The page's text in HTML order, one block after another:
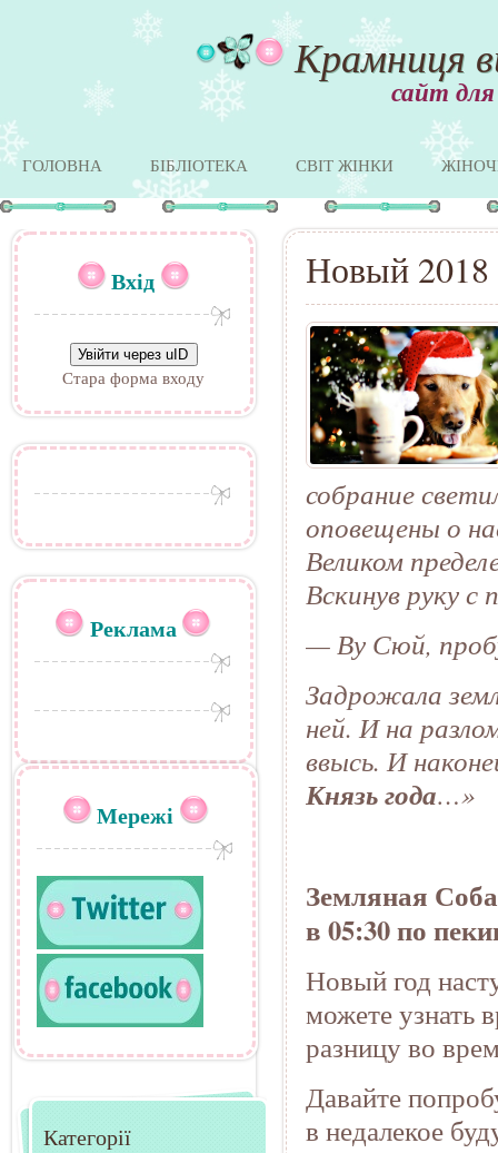
Крамниця
сайт
ГОЛОВНА БІБЛІОТЕКА СВІТ ЖІНКИ
Новый 2018
собрание
оповещены о
Великом
Вскинув руку с
— Ву Сюй,
Задрожала
ней. И на
ввысь. И
Князь года…»
Земляная
в 05:30 по
Новый год
можете узнать
разницу во
Давайте
в недалекое
Вхід
Увійти через uID
Стара форма входу
Реклама
Мережі
Категорії